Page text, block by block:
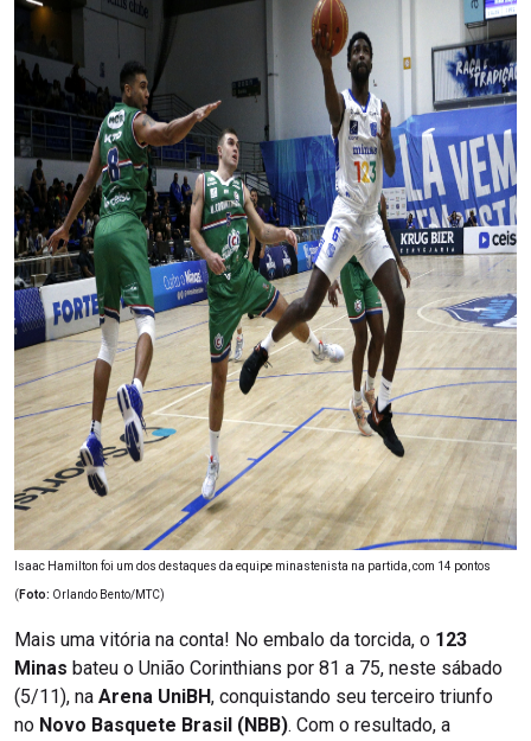
Isaac Hamilton foi um dos destaques da equipe minastenista na partida, com 14 pontos
( Foto: Orlando Bento/MTC)
Mais uma vitória na conta! No embalo da torcida, o 123
Minas bateu o União Corinthians por 81 a 75, neste sábado
(5/11), na Arena UniBH, conquistando seu terceiro triunfo
no Novo Basquete Brasil (NBB). Com o resultado, a